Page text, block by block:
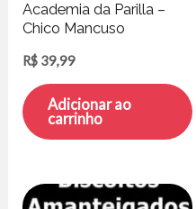
Academia da Parilla –
Chico Mancuso
R$ 39,99
Adicionar ao
carrinho